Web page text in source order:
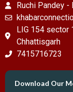
Ruchi Pandey
LIG 154 sector
Chhattisgarh
7415716723
Download Our